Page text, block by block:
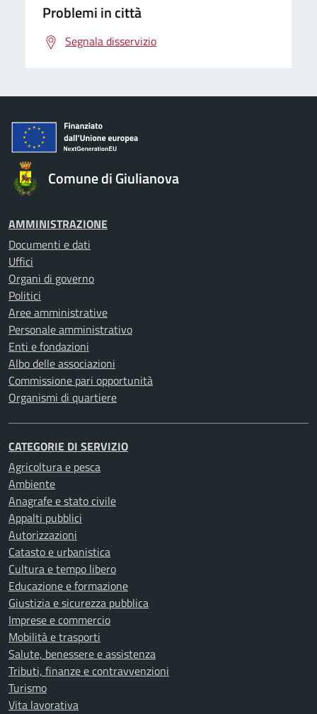
Problemi in città
Segnala disservizio
Comune di Giulianova
AMMINISTRAZIONE
Documenti e dati
Uffici
Organi di governo
Politici
Aree amministrative
Personale amministrativo
Enti e fondazioni
Albo delle associazioni
Commissione pari opportunità
Organismi di quartiere
CATEGORIE DI SERVIZIO
Agricoltura e pesca
Ambiente
Anagrafe e stato civile
Appalti pubblici
Autorizzazioni
Catasto e urbanistica
Cultura e tempo libero
Educazione e formazione
Giustizia e sicurezza pubblica
Imprese e commercio
Mobilità e trasporti
Salute, benessere e assistenza
Tributi, finanze e contravvenzioni
Turismo
Vita lavorativa